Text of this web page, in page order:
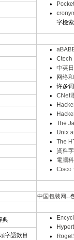
字檢
Ctech
中英
网络
许多
CNet
The
Unix
The
資料
電腦
Cisco
中国包装网--
典
字語款目